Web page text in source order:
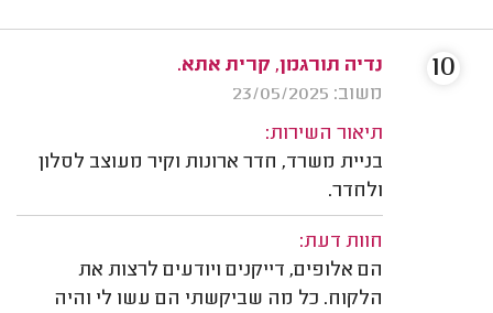
נדיה תורגמן, קרית אתא.
משוב: 23/05/2025
תיאור השירות:
בניית משרד, חדר ארונות וקיר מעוצב לסלון
ולחדר.
חוות דעת:
הם אלופים, דייקנים ויודעים לרצות את
הלקוח. כל מה שביקשתי הם עשו לי והיה
10